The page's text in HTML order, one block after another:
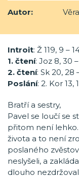
Autor:
Introit: Ž 119, 9 –
1. čtení: Joz 8, 30
2. čtení: Sk 20, 28
Poslání: 2. Kor 13,
Bratří a sestry,
Pavel se loučí se
přitom není
života a to není
poslaného
neslyšeli, a
dlouho